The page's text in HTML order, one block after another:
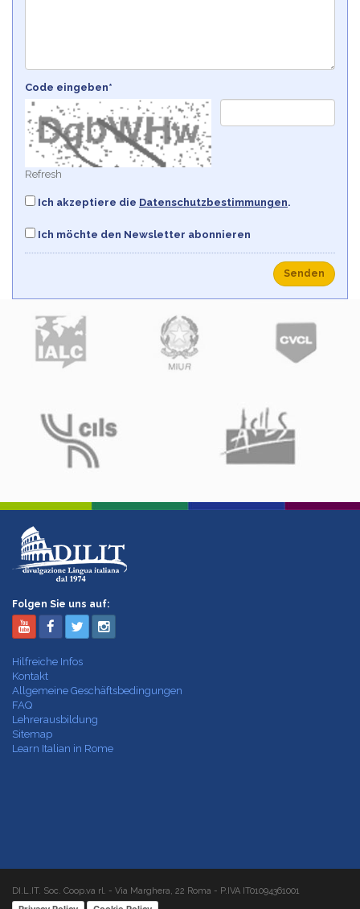
Code eingeben*
Refresh
Ich akzeptiere die Datenschutzbestimmungen.
Ich möchte den Newsletter abonnieren
Senden
Folgen Sie uns auf:
Hilfreiche Infos
Kontakt
Allgemeine Geschäftsbedingungen
FAQ
Lehrerausbildung
Sitemap
Learn Italian in Rome
DI.L.IT. Soc. Coop.va rl. - Via Marghera, 22 Roma - P.IVA IT01094361001